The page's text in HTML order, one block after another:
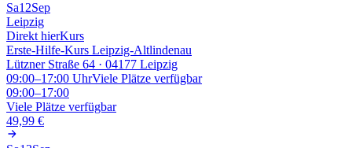
Sa12Sep
Leipzig
Direkt hierKurs
Erste-Hilfe-Kurs Leipzig-Altlindenau
Lützner Straße 64 · 04177 Leipzig
09:00–17:00 UhrViele Plätze verfügbar
09:00–17:00
Viele Plätze verfügbar
49,99 €